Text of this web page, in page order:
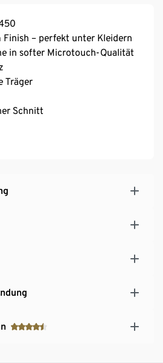
– perfekt unter Kleidern
in softer Microtouch-Qualität
Träger
Schnitt
perfekter Sitz, hoher